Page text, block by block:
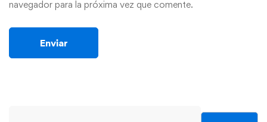
navegador para la próxima vez que comente.